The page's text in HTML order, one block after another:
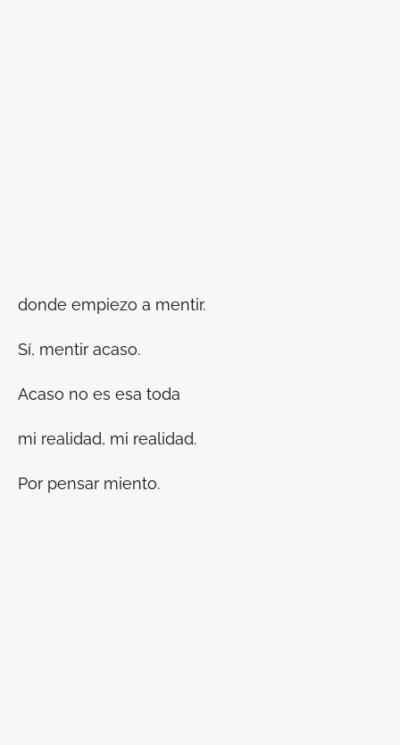
donde empiezo a mentir.
Sí, mentir acaso.
Acaso no es esa toda
mi realidad, mi realidad.
Por pensar miento.